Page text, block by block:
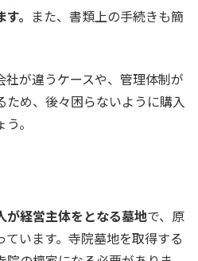
。 また、書類上の手続きも簡
が違うケースや、管理体制が
め、後々困らないように購入
。
が経営主体をとなる墓地で、原
います。寺院墓地を取得する